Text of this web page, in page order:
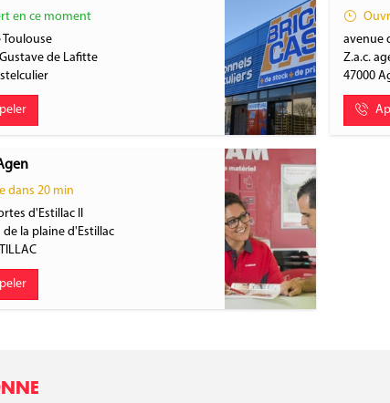
en ce moment
Toulouse
de Lafitte
avenue
Z.a.c.
47000
dans 20 min
d'Estillac II
la plaine d'Estillac